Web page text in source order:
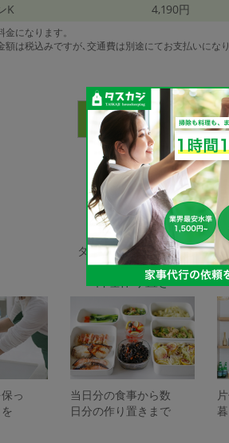
K 4,190円
になります。
額は税込みですが､交通費は別途にてお支払いにな
家事代行サー
タスカジで依頼できるサービ
っ
料理作り置き
当日分の食事から数
日分の作り置きまで